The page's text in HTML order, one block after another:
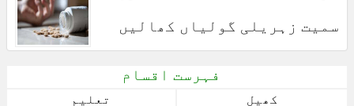
سمیت زہریلی گولیاں کھالیں
فہرست اقسام
کھیل
تعلیم